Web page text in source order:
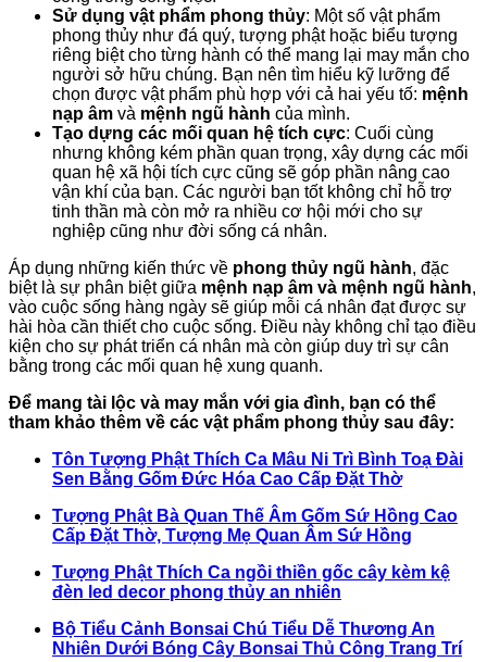
Sử dụng vật phẩm phong thủy: Một số vật phẩm
phong thủy như đá quý, tượng phật hoặc biểu tượng
riêng biệt cho từng hành có thể mang lại may mắn cho
người sở hữu chúng. Bạn nên tìm hiểu kỹ lưỡng để
chọn được vật phẩm phù hợp với cả hai yếu tố: mệnh
nạp âm và mệnh ngũ hành của mình.
Tạo dựng các mối quan hệ tích cực: Cuối cùng
nhưng không kém phần quan trọng, xây dựng các mối
quan hệ xã hội tích cực cũng sẽ góp phần nâng cao
vận khí của bạn. Các người bạn tốt không chỉ hỗ trợ
tinh thần mà còn mở ra nhiều cơ hội mới cho sự
nghiệp cũng như đời sống cá nhân.
Áp dụng những kiến thức về phong thủy ngũ hành, đặc
biệt là sự phân biệt giữa mệnh nạp âm và mệnh ngũ hành,
vào cuộc sống hàng ngày sẽ giúp mỗi cá nhân đạt được sự
hài hòa cần thiết cho cuộc sống. Điều này không chỉ tạo điều
kiện cho sự phát triển cá nhân mà còn giúp duy trì sự cân
bằng trong các mối quan hệ xung quanh.
Để mang tài lộc và may mắn với gia đình, bạn có thể
tham khảo thêm về các vật phẩm phong thủy sau đây:
Tôn Tượng Phật Thích Ca Mâu Ni Trì Bình Toạ Đài
Sen Bằng Gốm Đức Hóa Cao Cấp Đặt Thờ
Tượng Phật Bà Quan Thế Âm Gốm Sứ Hồng Cao
Cấp Đặt Thờ, Tượng Mẹ Quan Âm Sứ Hồng
Tượng Phật Thích Ca ngồi thiền gốc cây kèm kệ
đèn led decor phong thủy an nhiên
Bộ Tiểu Cảnh Bonsai Chú Tiểu Dễ Thương An
Nhiên Dưới Bóng Cây Bonsai Thủ Công Trang Trí